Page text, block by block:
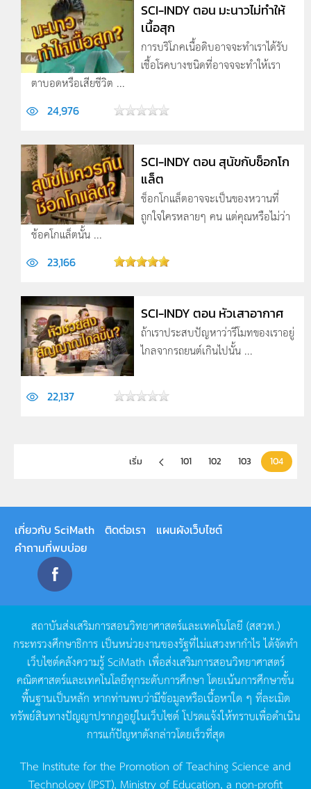
SCI-INDY ตอน มะนาวไม่ทำให้
เนื้อสุก
การบริโภคเนื้อดิบอาจจะทำเราได้รับ
เชื้อโรคบางชนิดที่อาจจจะทำให้เรา
ตาบอดหรือเสียชีวิต ...
24,976
SCI-INDY ตอน สุนัขกับช็อกโก
แล็ต
ช็อกโกแล็ตอาจจะเป็นของหวานที่
ถูกใจใครหลายๆ คน แต่คุณหรือไม่ว่า
ช้อคโกแล็ตนั้น ...
23,166
SCI-INDY ตอน หัวเสาอากาศ
ถ้าเราประสบปัญหาว่ารีโมทของเราอยู่
ไกลจากรถยนต์เกินไปนั้น ...
22,137
เริ่ม 101 102 103 104
เกี่ยวกับ SciMath ติดต่อเรา
แผนผังเว็บไซต์
คำถามที่พบบ่อย
สถาบันส่งเสริมการสอนวิทยาศาสตร์และเทคโนโลยี (สสวท.)
กระทรวงศึกษาธิการ เป็นหน่วยงานของรัฐที่ไม่แสวงหากำไรได้จัดทำ
เว็บไซต์คลังความรู้SciMath เพื่อส่งเสริมการสอนวิทยาศาสตร์
คณิตศาสตร์และเทคโนโลยีทุกระดับการศึกษา โดยเน้นการศึกษาขั้น
พื้นฐานเป็นหลัก หากท่านพบว่ามีข้อมูลหรือเนื้อหาใด ๆ ที่ละเมิด
ทรัพย์สินทางปัญญาปรากฏอยู่ในเว็บไซต์โปรดแจ้งให้ทราบเพื่อดำเนิน
การแก้ปัญหาดังกล่าวโดยเร็วที่สุด
The Institute for the Promotion of Teaching Science and
Technology (IPST), Ministry of Education, a non-profit